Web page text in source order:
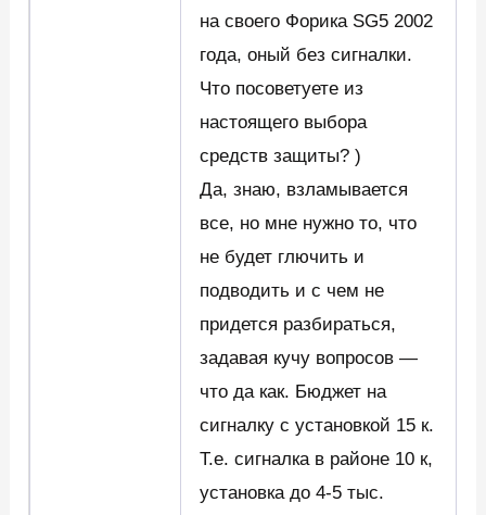
на своего Форика SG5 2002
года, оный без сигналки.
Что посоветуете из
настоящего выбора
средств защиты? )
Да, знаю, взламывается
все, но мне нужно то, что
не будет глючить и
подводить и с чем не
придется разбираться,
задавая кучу вопросов —
что да как. Бюджет на
сигналку с установкой 15 к.
Т.е. сигналка в районе 10 к,
установка до 4-5 тыс.